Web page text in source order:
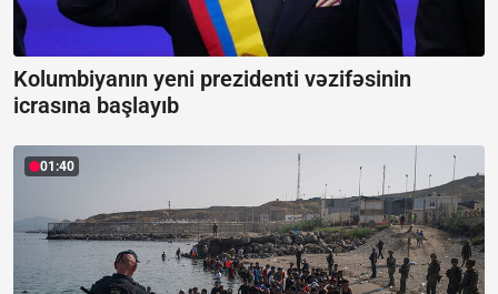
Kolumbiyanın yeni prezidenti vəzifəsinin
icrasına başlayıb
01:40